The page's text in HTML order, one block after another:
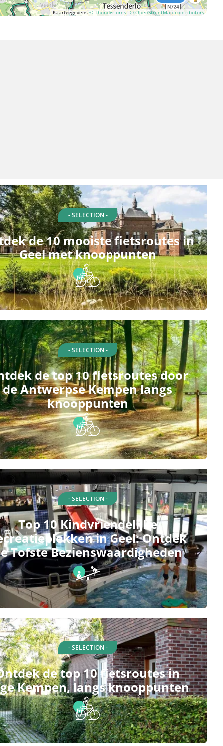
Kaartgegevens © Thunderforest © OpenStreetMap contributors
- SELECTION -
de 10 mooiste fietsroutes in
Geel met knooppunten
- SELECTION -
de top 10 fietsroutes door
de Antwerpse Kempen langs
knooppunten
- SELECTION -
Top 10 Kindvriendelijke
in Geel: Ontdek
Tofste Bezienswaardigheden
- SELECTION -
de top 10 fietsroutes in
Kempen, langs knooppunten